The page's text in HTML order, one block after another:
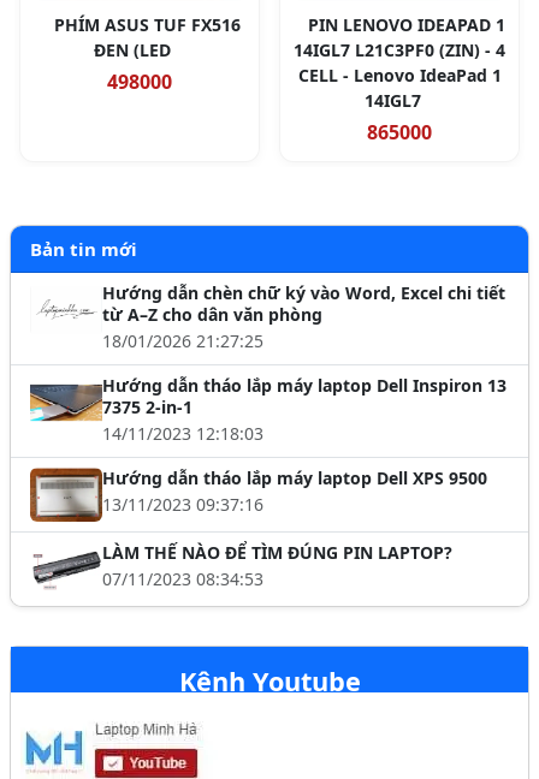
PHÍM ASUS TUF FX516
ĐEN (LED
498000
PIN LENOVO IDEAPAD 1
14IGL7 L21C3PF0 (ZIN) - 4
CELL - Lenovo IdeaPad 1
14IGL7
865000
Bản tin mới
Hướng dẫn chèn chữ ký vào Word, Excel chi tiết
từ A–Z cho dân văn phòng
18/01/2026 21:27:25
Hướng dẫn tháo lắp máy laptop Dell Inspiron 13
7375 2-in-1
14/11/2023 12:18:03
Hướng dẫn tháo lắp máy laptop Dell XPS 9500
13/11/2023 09:37:16
LÀM THẾ NÀO ĐỂ TÌM ĐÚNG PIN LAPTOP?
07/11/2023 08:34:53
Kênh Youtube